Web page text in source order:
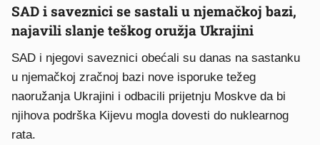
SAD i saveznici se sastali u njemačkoj bazi,
najavili slanje teškog oružja Ukrajini
SAD i njegovi saveznici obećali su danas na sastanku
u njemačkoj zračnoj bazi nove isporuke težeg
naoružanja Ukrajini i odbacili prijetnju Moskve da bi
njihova podrška Kijevu mogla dovesti do nuklearnog
rata.